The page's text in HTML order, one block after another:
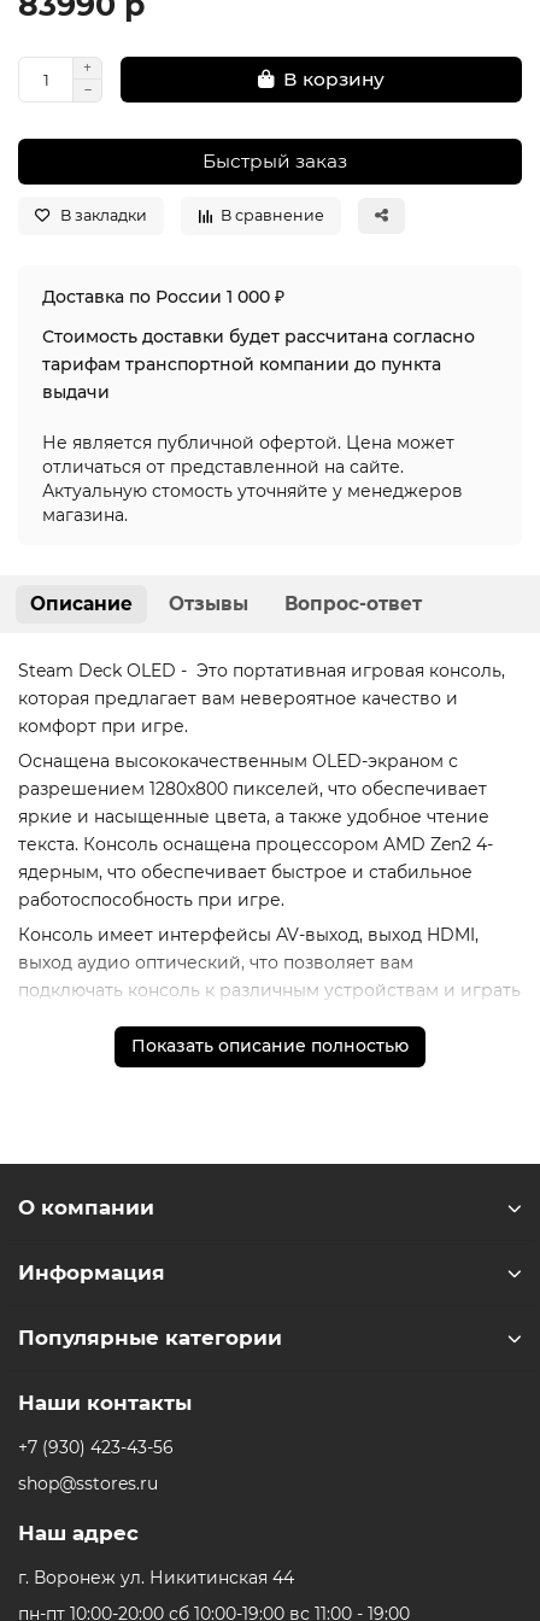
В корзину
Быстрый заказ
В закладки В сравнение
Доставка по России 1 000 ₽
Стоимость доставки будет рассчитана согласно
тарифам транспортной компании до пункта
выдачи
Не является публичной офертой. Цена может
отличаться от представленной на сайте.
Актуальную стомость уточняйте у менеджеров
магазина.
Описание Отзывы Вопрос-ответ
Steam Deck OLED - Это портативная игровая консоль,
которая предлагает вам невероятное качество и
комфорт при игре.
Оснащена высококачественным OLED-экраном с
разрешением 1280x800 пикселей, что обеспечивает
яркие и насыщенные цвета, а также удобное чтение
текста. Консоль оснащена процессором AMD Zen2 4-
ядерным, что обеспечивает быстрое и стабильное
работоспособность при игре.
Консоль имеет интерфейсы AV-выход, выход HDMI,
выход аудио оптический, что позволяет вам
подключать консоль к различным устройствам и играть
Консоль оснащена проигрывателем видео, что
SteamOS.
Консоль имеет время работы до 12 часов при игре, что
C Steam Deck OLED Вам не нужно больше беспокоиться
* - Актуальную стоимость и наличие товара, а также
менеджеров магазина.
Показать описание полностью
О компании
Информация
Популярные категории
Наши контакты
+7 (930) 423-43-56
shop@sstores.ru
Наш адрес
г. Воронеж ул. Никитинская 44
пн-пт 10:00-20:00 сб 10:00-19:00 вс 11:00 - 19:00